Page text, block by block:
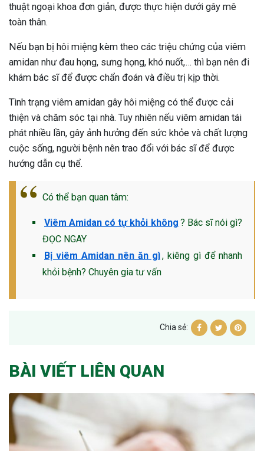
thuật ngoại khoa đơn giản, được thực hiện dưới gây mê
toàn thân.
Nếu bạn bị hôi miệng kèm theo các triệu chứng của viêm
amidan như đau họng, sưng họng, khó nuốt,… thì bạn nên đi
khám bác sĩ để được chẩn đoán và điều trị kịp thời.
Tình trạng viêm amidan gây hôi miệng có thể được cải
thiện và chăm sóc tại nhà. Tuy nhiên nếu viêm amidan tái
phát nhiều lần, gây ảnh hưởng đến sức khỏe và chất lượng
cuộc sống, người bệnh nên trao đổi với bác sĩ để được
hướng dẫn cụ thể.
Có thể bạn quan tâm:
Viêm Amidan có tự khỏi không ? Bác sĩ nói gì?
ĐỌC NGAY
Bị viêm Amidan nên ăn gì, kiêng gì để nhanh
khỏi bệnh? Chuyên gia tư vấn
Chia sẻ:
BÀI VIẾT LIÊN QUAN